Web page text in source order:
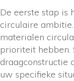
De eerste stap is
circulaire
materialen
prioriteit hebben.
draagconstructie
uw specifieke